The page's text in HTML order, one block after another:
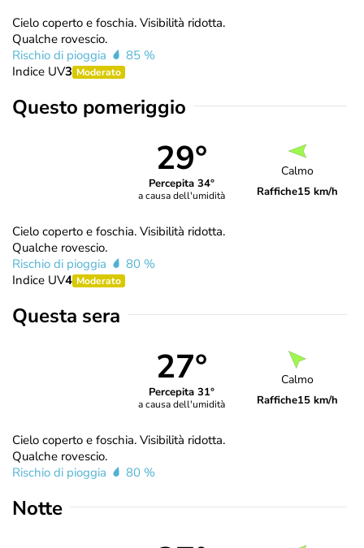
Cielo coperto e foschia. Visibilità ridotta.
Qualche rovescio.
Rischio di pioggia
85 %
Indice UV3 Moderato
Questo pomeriggio
29°
Percepita 34°
a causa dell'umidità
Calmo
Raffiche15 km/h
Cielo coperto e foschia. Visibilità ridotta.
Qualche rovescio.
Rischio di pioggia
80 %
Indice UV4 Moderato
Questa sera
27°
Percepita 31°
a causa dell'umidità
Calmo
Raffiche15 km/h
Cielo coperto e foschia. Visibilità ridotta.
Qualche rovescio.
Rischio di pioggia
80 %
Notte